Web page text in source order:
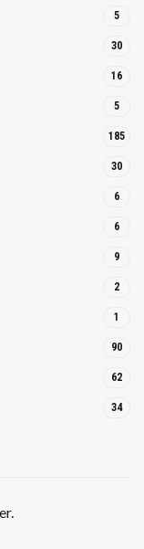
5
30
16
5
185
30
6
6
9
2
1
90
62
34